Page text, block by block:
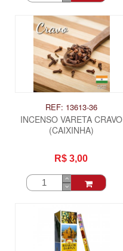
REF: 13613-36
INCENSO VARETA CRAVO
(CAIXINHA)
R$ 3,00